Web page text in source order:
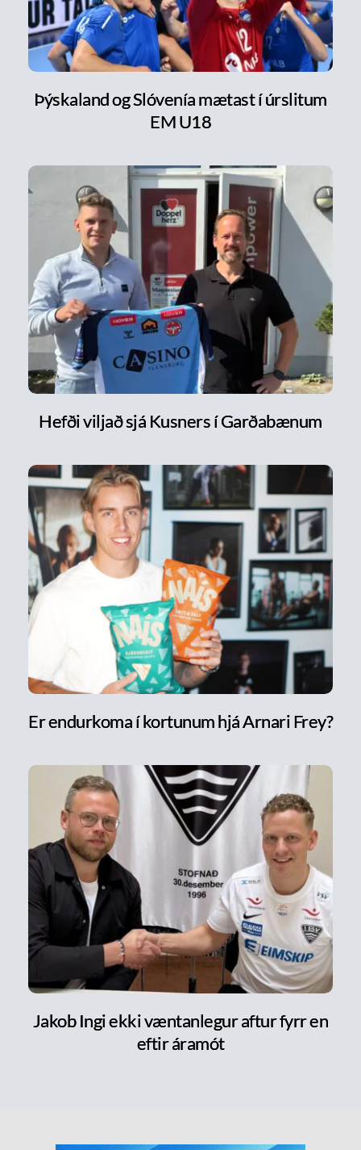
Þýskaland og Slóvenía mætast í úrslitum
EM U18
Hefði viljað sjá Kusners í Garðabænum
Er endurkoma í kortunum hjá Arnari Frey?
Jakob Ingi ekki væntanlegur aftur fyrr en
eftir áramót